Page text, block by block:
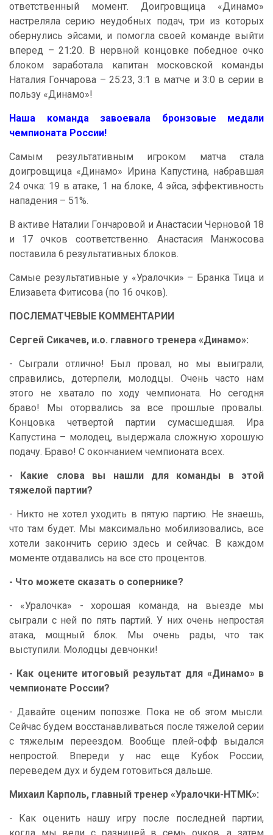
ответственный момент. Доигровщица «Динамо»
настреляла серию неудобных подач, три из которых
обернулись эйсами, и помогла своей команде выйти
вперед – 21:20. В нервной концовке победное очко
блоком заработала капитан московской команды
Наталия Гончарова – 25:23, 3:1 в матче и 3:0 в серии в
пользу «Динамо»!
Наша команда завоевала бронзовые медали
чемпионата России!
Самым результативным игроком матча стала
доигровщица «Динамо» Ирина Капустина, набравшая
24 очка: 19 в атаке, 1 на блоке, 4 эйса, эффективность
нападения – 51%.
В активе Наталии Гончаровой и Анастасии Черновой 18
и 17 очков соответственно. Анастасия Манжосова
поставила 6 результативных блоков.
Самые результативные у «Уралочки» – Бранка Тица и
Елизавета Фитисова (по 16 очков).
ПОСЛЕМАТЧЕВЫЕ КОММЕНТАРИИ
Сергей Сикачев, и.о. главного тренера «Динамо»:
- Сыграли отлично! Был провал, но мы выиграли,
справились, дотерпели, молодцы. Очень часто нам
этого не хватало по ходу чемпионата. Но сегодня
браво! Мы оторвались за все прошлые провалы.
Концовка четвертой партии сумасшедшая. Ира
Капустина – молодец, выдержала сложную хорошую
подачу. Браво! С окончанием чемпионата всех.
- Какие слова вы нашли для команды в этой
тяжелой партии?
- Никто не хотел уходить в пятую партию. Не знаешь,
что там будет. Мы максимально мобилизовались, все
хотели закончить серию здесь и сейчас. В каждом
моменте отдавались на все сто процентов.
- Что можете сказать о сопернике?
- «Уралочка» - хорошая команда, на выезде мы
сыграли с ней по пять партий. У них очень непростая
атака, мощный блок. Мы очень рады, что так
выступили. Молодцы девчонки!
- Как оцените итоговый результат для «Динамо» в
чемпионате России?
- Давайте оценим попозже. Пока не об этом мысли.
Сейчас будем восстанавливаться после тяжелой серии
с тяжелым переездом. Вообще плей-офф выдался
непростой. Впереди у нас еще Кубок России,
переведем дух и будем готовиться дальше.
Михаил Карполь, главный тренер «Уралочки-НТМК»:
- Как оценить нашу игру после последней партии,